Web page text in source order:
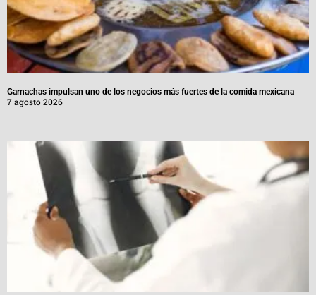
Garnachas impulsan uno de los negocios más fuertes de la comida mexicana
7 agosto 2026